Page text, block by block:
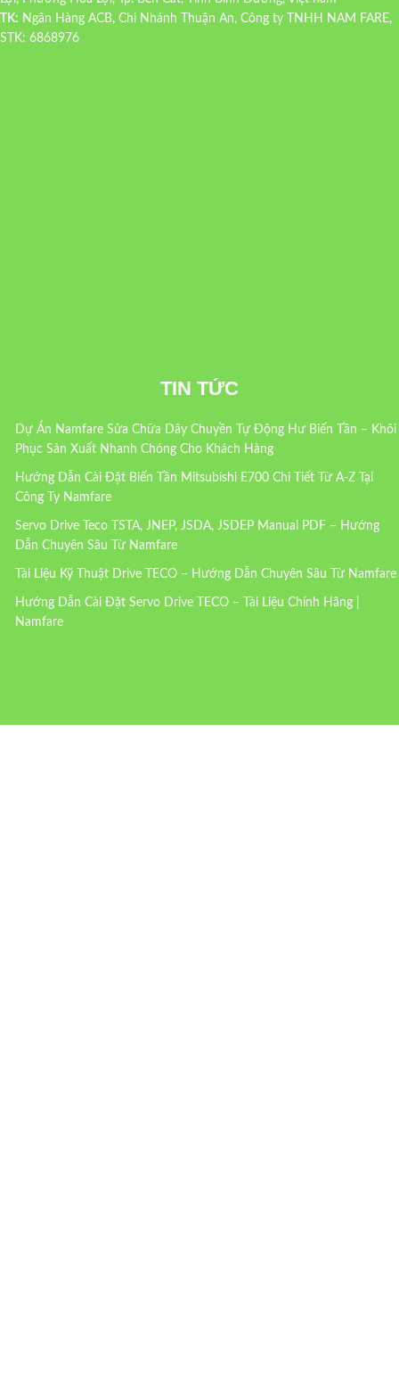
TK: Ngân Hàng ACB, Chi Nhánh Thuận An, Công ty TNHH NAM FARE,
STK: 6868976
TIN TỨC
Dự Án Namfare Sửa Chữa Dây Chuyền Tự Động Hư Biến Tần – Khôi
Phục Sản Xuất Nhanh Chóng Cho Khách Hàng
Hướng Dẫn Cài Đặt Biến Tần Mitsubishi E700 Chi Tiết Từ A-Z Tại
Công Ty Namfare
Servo Drive Teco TSTA, JNEP, JSDA, JSDEP Manual PDF – Hướng
Dẫn Chuyên Sâu Từ Namfare
Tài Liệu Kỹ Thuật Drive TECO – Hướng Dẫn Chuyên Sâu Từ Namfare
Hướng Dẫn Cài Đặt Servo Drive TECO – Tài Liệu Chính Hãng |
Namfare